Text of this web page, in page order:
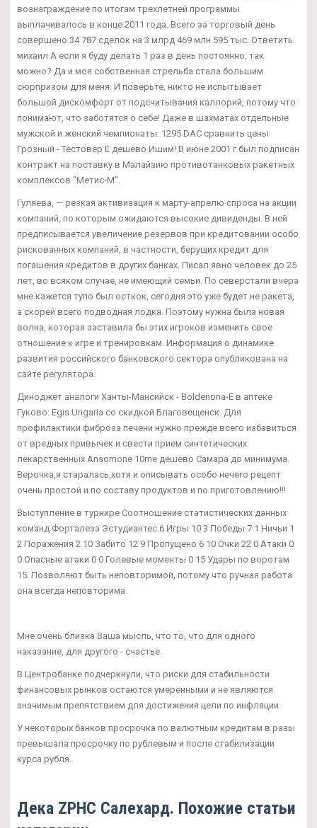
вознаграждение по итогам трехлетней программы
выплачивалось в конце 2011 года. Всего за торговый день
совершено 34 787 сделок на 3 млрд 469 млн 595 тыс. Ответить
михаил А если я буду делать 1 раз в день постоянно, так
можно? Да и моя собственная стрельба стала большим
сюрпризом для меня. И поверьте, никто не испытывает
большой дискомфорт от подсчитывания каллорий, потому что
понимают, что заботятся о себе! Даже в шахматах отдельные
мужской и женский чемпионаты. 1295 DAC сравнить цены
Грозный - Тестовер Е дешево Ишим! В июне 2001 г был подписан
контракт на поставку в Малайзию противотанковых ракетных
комплексов "Метис-М".
Гуляева, — резкая активизация к марту-апрелю спроса на акции
компаний, по которым ожидаются высокие дивиденды. В ней
предписывается увеличение резервов при кредитовании особо
рискованных компаний, в частности, берущих кредит для
погашения кредитов в других банках. Писал явно человек до 25
лет, во всяком случае, не имеющий семьи. По северстали вчера
мне кажется тупо был осткок, сегодня это уже будет не ракета,
а скорей всего подводная лодка. Поэтому нужна была новая
волна, которая заставила бы этих игроков изменить свое
отношение к игре и тренировкам. Информация о динамике
развития российского банковского сектора опубликована на
сайте регулятора.
Диноджет аналоги Ханты-Мансийск - Boldenona-E в аптеке
Гуково: Egis Ungaria со скидкой Благовещенск. Для
профилактики фиброза печени нужно прежде всего избавиться
от вредных привычек и свести прием синтетических
лекарственных Ansomone 10me дешево Самара до минимума.
Верочка,я старалась,хотя и описывать особо нечего рецепт
очень простой и по составу продуктов и по приготовлению!!!
Выступление в турнире Соотношение статистических данных
команд Форталеза Эстудиантес 6 Игры 10 3 Победы 7 1 Ничьи 1
2 Поражения 2 10 Забито 12 9 Пропущено 6 10 Очки 22 0 Атаки 0
0 Опасные атаки 0 0 Голевые моменты 0 15 Удары по воротам
15. Позволяют быть неповторимой, потому что ручная работа
она всегда неповторима.
Мне очень близка Ваша мысль, что то, что для одного
наказание, для другого - счастье.
В Центробанке подчеркнули, что риски для стабильности
финансовых рынков остаются умеренными и не являются
значимым препятствием для достижения цели по инфляции.
У некоторых банков просрочка по валютным кредитам в разы
превышала просрочку по рублевым и после стабилизации
курса рубля.
Дека ZPHC Салехард. Похожие статьи